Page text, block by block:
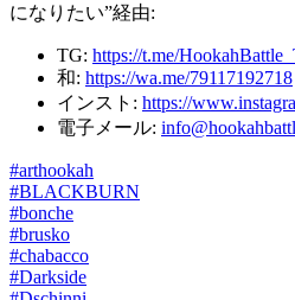
になりたい”経由:
TG: https://t.me/
和: https://wa.me/79117192718
インスト: https://
電子メール:
#arthookah
#BLACKBURN
#bonche
#brusko
#chabacco
#Darkside